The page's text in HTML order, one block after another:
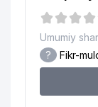
20
21
Umumiy
? Fikr-